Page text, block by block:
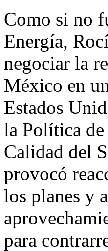
Como si no
Energía,
negociar la
México en
Estados
la Política
Calidad del
provocó
los planes y
para